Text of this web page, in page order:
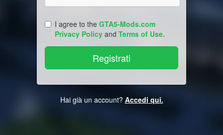
I agree to the GTA5-Mods.com
Privacy Policy and Terms of Use.
Hai già un account? Accedi qui.